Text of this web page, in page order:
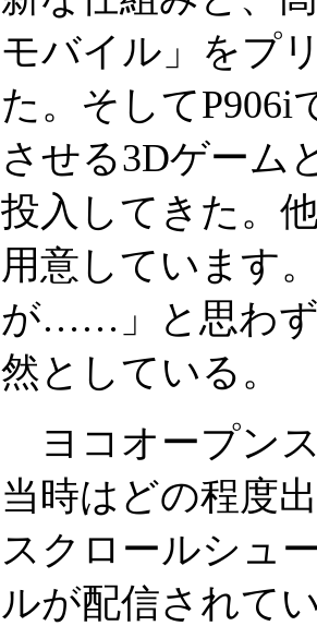
モバイル」をプ
た。そしてP906i
させる3Dゲーム
投入してきた。
用意しています
が……」と思わず
然としている。
ヨコオープン
当時はどの程度
スクロールシュ
ルが配信されて